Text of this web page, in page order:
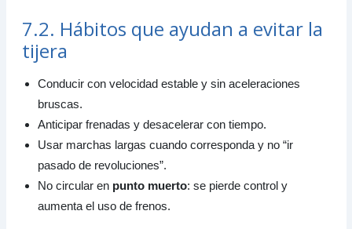
7.2. Hábitos que ayudan a evitar la
tijera
Conducir con velocidad estable y sin aceleraciones
bruscas.
Anticipar frenadas y desacelerar con tiempo.
Usar marchas largas cuando corresponda y no “ir
pasado de revoluciones”.
No circular en punto muerto: se pierde control y
aumenta el uso de frenos.